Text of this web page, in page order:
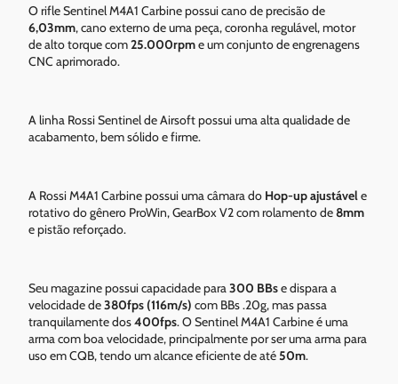
O rifle Sentinel M4A1 Carbine possui cano de precisão de
6,03mm, cano externo de uma peça, coronha regulável, motor
de alto torque com25.000rpme um conjunto de engrenagens
CNC aprimorado.
A linha Rossi Sentinel de Airsoft possui uma alta qualidade de
acabamento, bem sólido e firme.
A Rossi M4A1 Carbine possui uma câmara do Hop-up ajustávele
rotativo do gênero ProWin, GearBox V2 com rolamento de8mm
e pistão reforçado.
Seu magazine possui capacidade para300 BBse dispara a
velocidade de380fps (116m/s) com BBs .20g, mas passa
tranquilamente dos400fps. O Sentinel M4A1 Carbine é uma
arma com boa velocidade, principalmente por ser uma arma para
uso em CQB, tendo um alcance eficiente de até50m.